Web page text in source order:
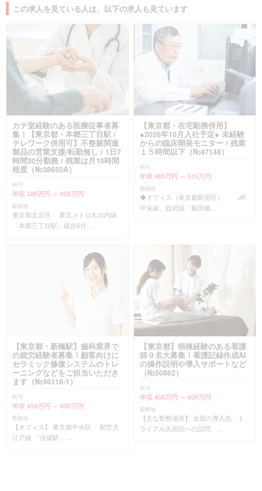
この求人を見ている人は、以下の求人も見ています
カテ室経験のある医療従事者募
集！【東京都・本郷三丁目駅 /
テレワーク併用可】不整脈関連
製品の営業支援/転勤無し / 1日7
時間30分勤務 / 残業は月10時間
程度（№38650A）
給与
年収 500万円 ～ 850万円
勤務地
東京都文京区 東京メトロ丸の内線
「本郷三丁目駅」徒歩6分...
【東京都・在宅勤務併用】
●2026年10月入社予定● 未経験
からの臨床開発モニター / 残業
１５時間以下（№47148）
給与
年収 465万円 ～ 515万円
勤務地
◆オフィス（東京都新宿区） JR
中央線、総武線「飯田橋...
【東京都・新橋駅】歯科業界で
の就労経験者募集！顧客向けに
セラミック修復システムのトレ
ーニングなどをご担当いただき
ます（№46118-1）
給与
年収 450万円 ～ 600万円
勤務地
【オフィス】 東京都中央区 都営大
江戸線 「汐留駅」 ...
【東京都】病棟経験のある看護
師９名大募集！看護記録作成AI
の操作説明や導入サポートなど
（№50862）
給与
年収 408万円 ～ 600万円
勤務地
【主な勤務場所】 全国の導入先・ト
ライアル先病院への訪問、...